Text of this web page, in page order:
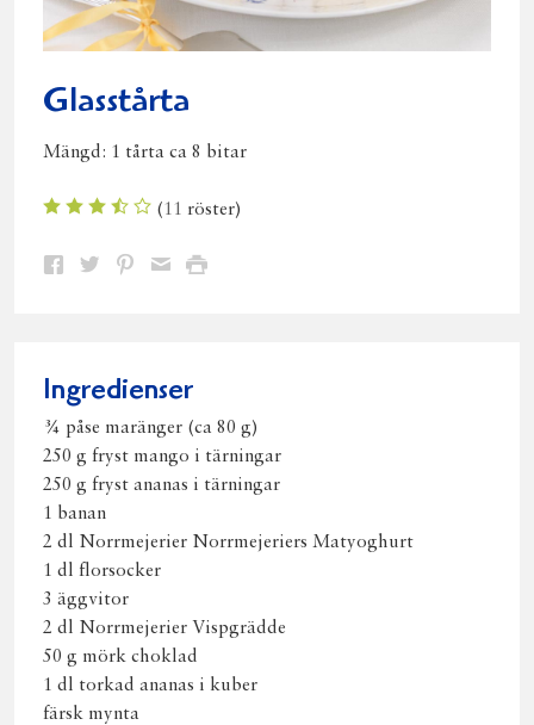
Glasstårta
Mängd: 1 tårta ca 8 bitar
(11 röster)
Dela Dela Dela DelaSkriv
Ingredienser
¾ påse maränger (ca 80 g)
250 g fryst mango i tärningar
250 g fryst ananas i tärningar
1 banan
2 dl Norrmejerier Norrmejeriers Matyoghurt
1 dl florsocker
3 äggvitor
2 dl Norrmejerier Vispgrädde
50 g mörk choklad
1 dl torkad ananas i kuber
färsk mynta